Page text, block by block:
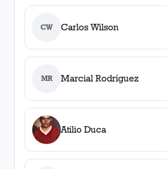
CW Carlos Wilson
MR Marcial Rodríguez
Atilio Duca